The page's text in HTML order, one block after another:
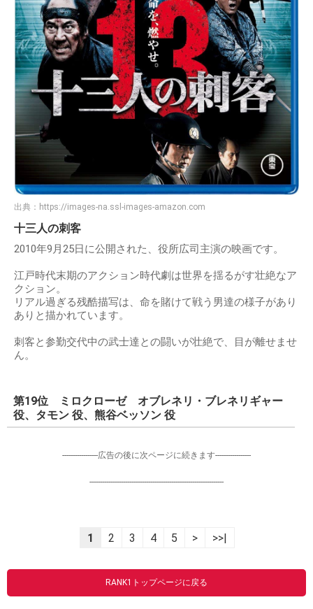
出典： https://images-na.ssl-images-amazon.com
十三人の刺客
2010年9月25日に公開された、役所広司主演の映画です。
江戸時代末期のアクション時代劇は世界を揺るがす壮絶なア
クション。
リアル過ぎる残酷描写は、命を賭けて戦う男達の様子があり
ありと描かれています。
刺客と参勤交代中の武士達との闘いが壮絶で、目が離せませ
ん。
第19位 ミロクローゼ オブレネリ・ブレネリギャー
役、タモン 役、熊谷ベッソン 役
-----------------広告の後に次ページに続きます-----------------
----------------------------------------------------------------
1 2 3 4 5 > >>|
RANK1トップページに戻る